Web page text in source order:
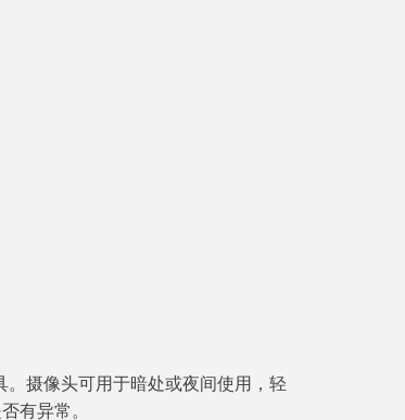
摄像头可用于暗处或夜间使用，轻
有异常。